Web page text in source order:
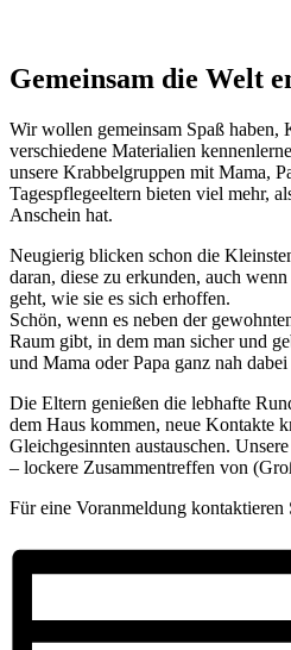
Gemeinsam die Welt
Wir wollen gemeinsam Spaß haben,
verschiedene Materialien
unsere Krabbelgruppen mit Mama,
Tagespflegeeltern bieten viel mehr,
Anschein hat.
Neugierig blicken schon die
daran, diese zu erkunden, auch
geht, wie sie es sich erhoffen.
Schön, wenn es neben der
Raum gibt, in dem man sicher und
und Mama oder Papa ganz nah dabei
Die Eltern genießen die lebhafte
dem Haus kommen, neue Kontakte
Gleichgesinnten austauschen.
– lockere Zusammentreffen von
Für eine Voranmeldung kontaktieren